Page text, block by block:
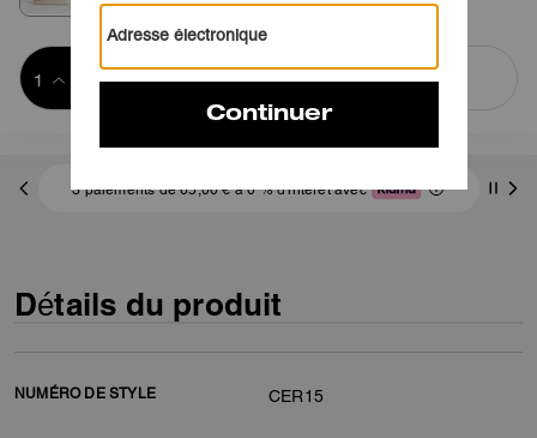
Ajouter au
BAG
ACHETER MAINTENANT
3 paiements de 65,00 € à 0 % d'intérêt avec
Détails du produit
NUMÉRO DE STYLE CER15